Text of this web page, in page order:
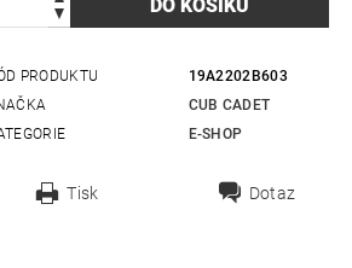
PRODUKTU
19A2202B603
CUB CADET
E-SHOP
Tisk Dotaz